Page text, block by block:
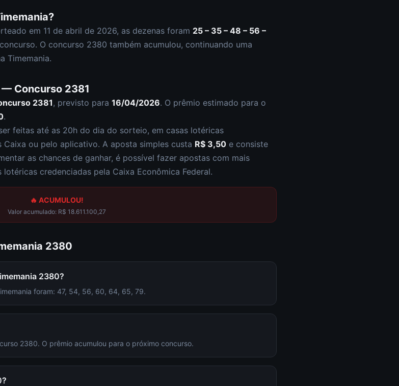
?
em 11 de abril de 2026, as dezenas foram 25 – 35 – 48 – 56 –
O concurso 2380 também acumulou, continuando uma
Timemania.
— Concurso 2381
2381, previsto para 16/04/2026. O prêmio estimado para o
.
feitas até as 20h do dia do sorteio, em casas lotéricas
ou pelo aplicativo. A aposta simples custa R$ 3,50 e consiste
as chances de ganhar, é possível fazer apostas com mais
credenciadas pela Caixa Econômica Federal.
🔥 ACUMULOU!
Valor acumulado: R$ 18.611.100,27
2380
2380?
foram: 47, 54, 56, 60, 64, 65, 79.
2380. O prêmio acumulou para o próximo concurso.